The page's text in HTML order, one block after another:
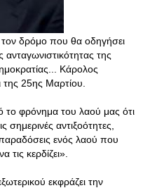
τον δρόμο που θα οδηγήσει
της
Κάρολος
25ης Μαρτίου.
φρόνημα του λαού μας ότι
αντιξοότητες,
ενός λαού που
τις κερδίζει».
εκφράζει την